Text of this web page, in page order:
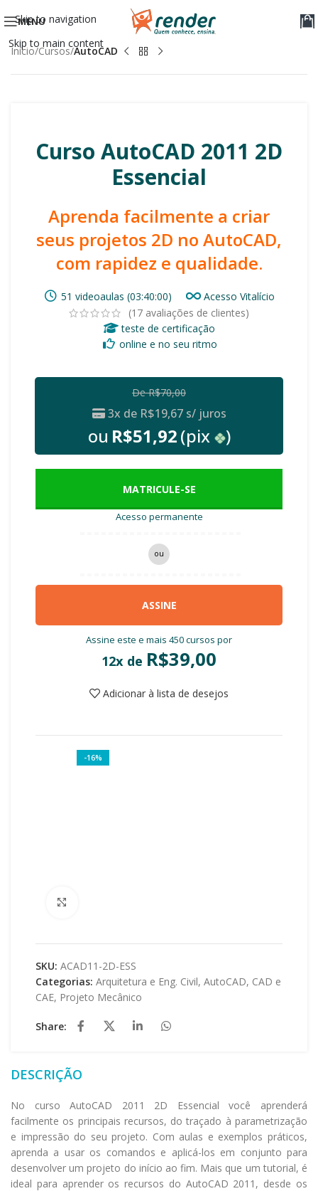
Skip to navigation
Skip to main content
MENU
Início Cursos AutoCAD
Curso AutoCAD 2011 2D
Essencial
Aprenda facilmente a criar
seus projetos 2D no AutoCAD,
com rapidez e qualidade.
51 videoaulas (03:40:00)
Acesso Vitalício
(17 avaliações de clientes)
teste de certificação
online e no seu ritmo
DeR$70,00
3x de R$19,67 s/ juros
ou R$51,92(pix )
MATRICULE-SE
Acesso permanente
ou
ASSINE
Assine este e mais 450 cursos por
12x de R$39,00
Adicionar à lista de desejos
-16%
SKU: ACAD11-2D-ESS
Categorias: Arquitetura e Eng. Civil, AutoCAD, CAD e
CAE, Projeto Mecânico
Share:
DESCRIÇÃO
No curso AutoCAD 2011 2D Essencial você aprenderá
facilmente os principais recursos, do traçado à parametrização
e impressão do seu projeto. Com aulas e exemplos práticos,
aprenda a usar os comandos e aplicá-los em conjunto para
desenvolver um projeto do início ao fim. Mais que um tutorial, é
ideal para aprender os recursos do AutoCAD 2011, desde os